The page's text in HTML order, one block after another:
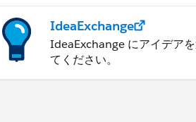
IdeaExchange
IdeaExchange にアイデア
てください。